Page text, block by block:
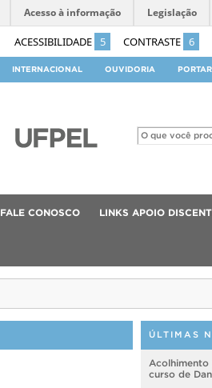
ACESSIBILIDADE 5 CONTRASTE 6
Acesso à informação Legislação
INTERNACIONAL OUVIDORIA
FALE CONOSCO LINKS APOIO
ÚLTIMAS
Acolhimento
curso de